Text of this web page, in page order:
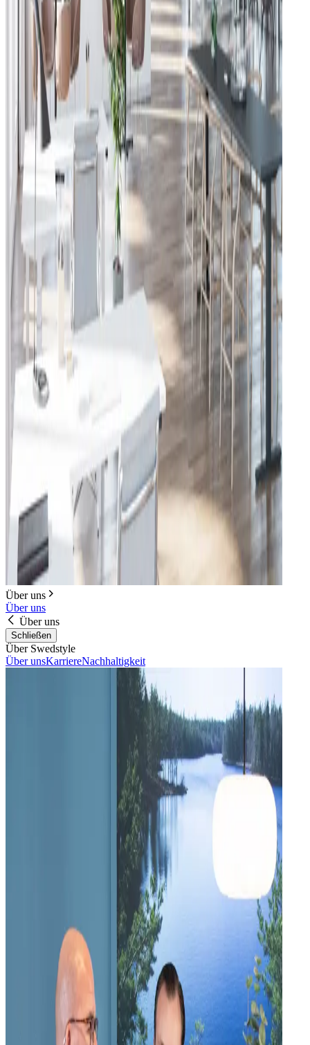
Über uns
Über uns
Über uns
Schließen
Über Swedstyle
Über unsKarriereNachhaltigkeit